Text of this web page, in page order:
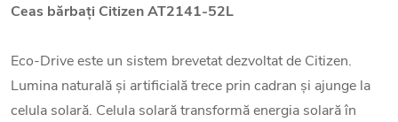
Ceas bărbați Citizen AT2141-52L
Eco-Drive este un sistem brevetat dezvoltat de Citizen.
Lumina naturală și artificială trece prin cadran și ajunge la
celula solară. Celula solară transformă energia solară în